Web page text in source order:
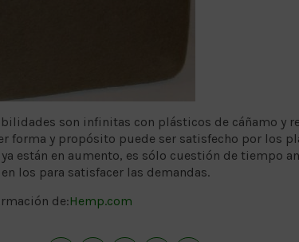
son infinitas con plásticos de cáñamo y
forma y propósito puede ser satisfecho por los
están en aumento, es sólo cuestión de tiempo
los para satisfacer las demandas.
de:Hemp.com